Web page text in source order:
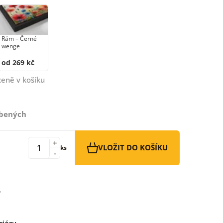
Rám –⁠⁠⁠⁠⁠⁠ Černé
wenge
od 269 kč
v košíku
-
+ ks VLOŽIT DO KOŠÍKU